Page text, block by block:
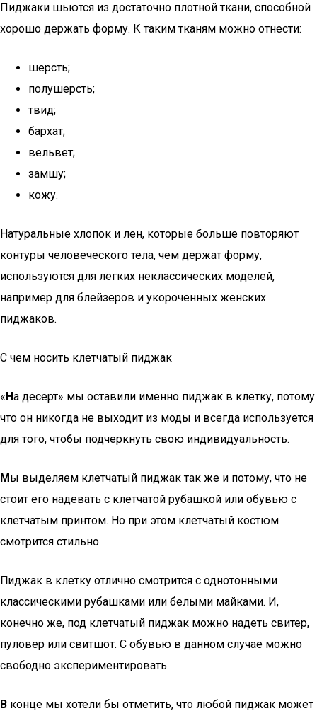
Пиджаки шьются из достаточно плотной ткани, способной
хорошо держать форму. К таким тканям можно отнести:
шерсть;
полушерсть;
твид;
бархат;
вельвет;
замшу;
кожу.
Натуральные хлопок и лен, которые больше повторяют
контуры человеческого тела, чем держат форму,
используются для легких неклассических моделей,
например для блейзеров и укороченных женских
пиджаков.
С чем носить клетчатый пиджак
«На десерт» мы оставили именно пиджак в клетку, потому
что он никогда не выходит из моды и всегда используется
для того, чтобы подчеркнуть свою индивидуальность.
Мы выделяем клетчатый пиджак так же и потому, что не
стоит его надевать с клетчатой рубашкой или обувью с
клетчатым принтом. Но при этом клетчатый костюм
смотрится стильно.
Пиджак в клетку отлично смотрится с однотонными
классическими рубашками или белыми майками. И,
конечно же, под клетчатый пиджак можно надеть свитер,
пуловер или свитшот. С обувью в данном случае можно
свободно экспериментировать.
В конце мы хотели бы отметить, что любой пиджак может